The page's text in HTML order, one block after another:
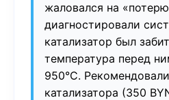
жаловался на
диагностировали
катализатор был
температура перед
950°C.
катализатора (350